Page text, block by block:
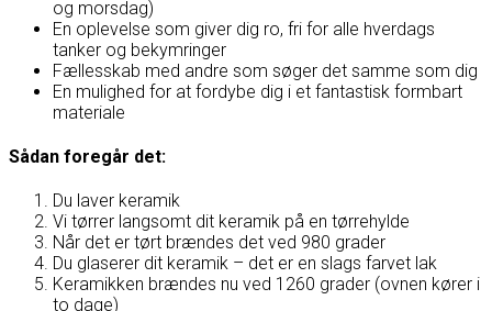
og morsdag)
En oplevelse som giver dig ro, fri for alle hverdags
tanker og bekymringer
Fællesskab med andre som søger det samme som dig
En mulighed for at fordybe dig i et fantastisk formbart
materiale
Sådan foregår det:
Du laver keramik
Vi tørrer langsomt dit keramik på en tørrehylde
Når det er tørt brændes det ved 980 grader
Du glaserer dit keramik – det er en slags farvet lak
Keramikken brændes nu ved 1260 grader (ovnen kører i
to dage)